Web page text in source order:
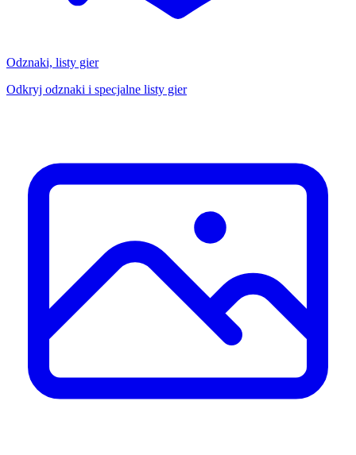
Odznaki, listy gier
Odkryj odznaki i specjalne listy gier